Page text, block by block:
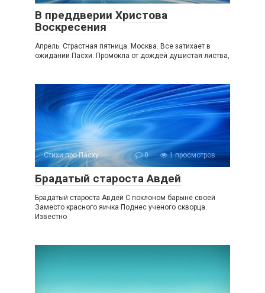
В преддверии Христова
Воскресения
Апрель. Страстная пятница. Москва. Все затихает в
ожидании Пасхи. Промокла от дождей душистая листва,
Стихи про Пасху 0 1 просмотров
Брадатый староста Авдей
Брадатый староста Авдей С поклоном барыне своей
Заместо красного яичка Поднес ученого скворца.
Известно